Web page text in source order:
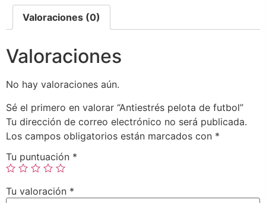
Valoraciones (0)
Valoraciones
No hay valoraciones aún.
Sé el primero en valorar “Antiestrés pelota de futbol”
Tu dirección de correo electrónico no será publicada.
Los campos obligatorios están marcados con *
Tu puntuación *
Tu valoración *